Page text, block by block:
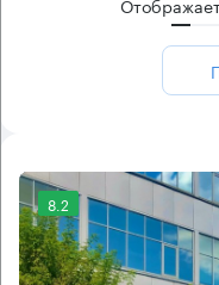
8.2